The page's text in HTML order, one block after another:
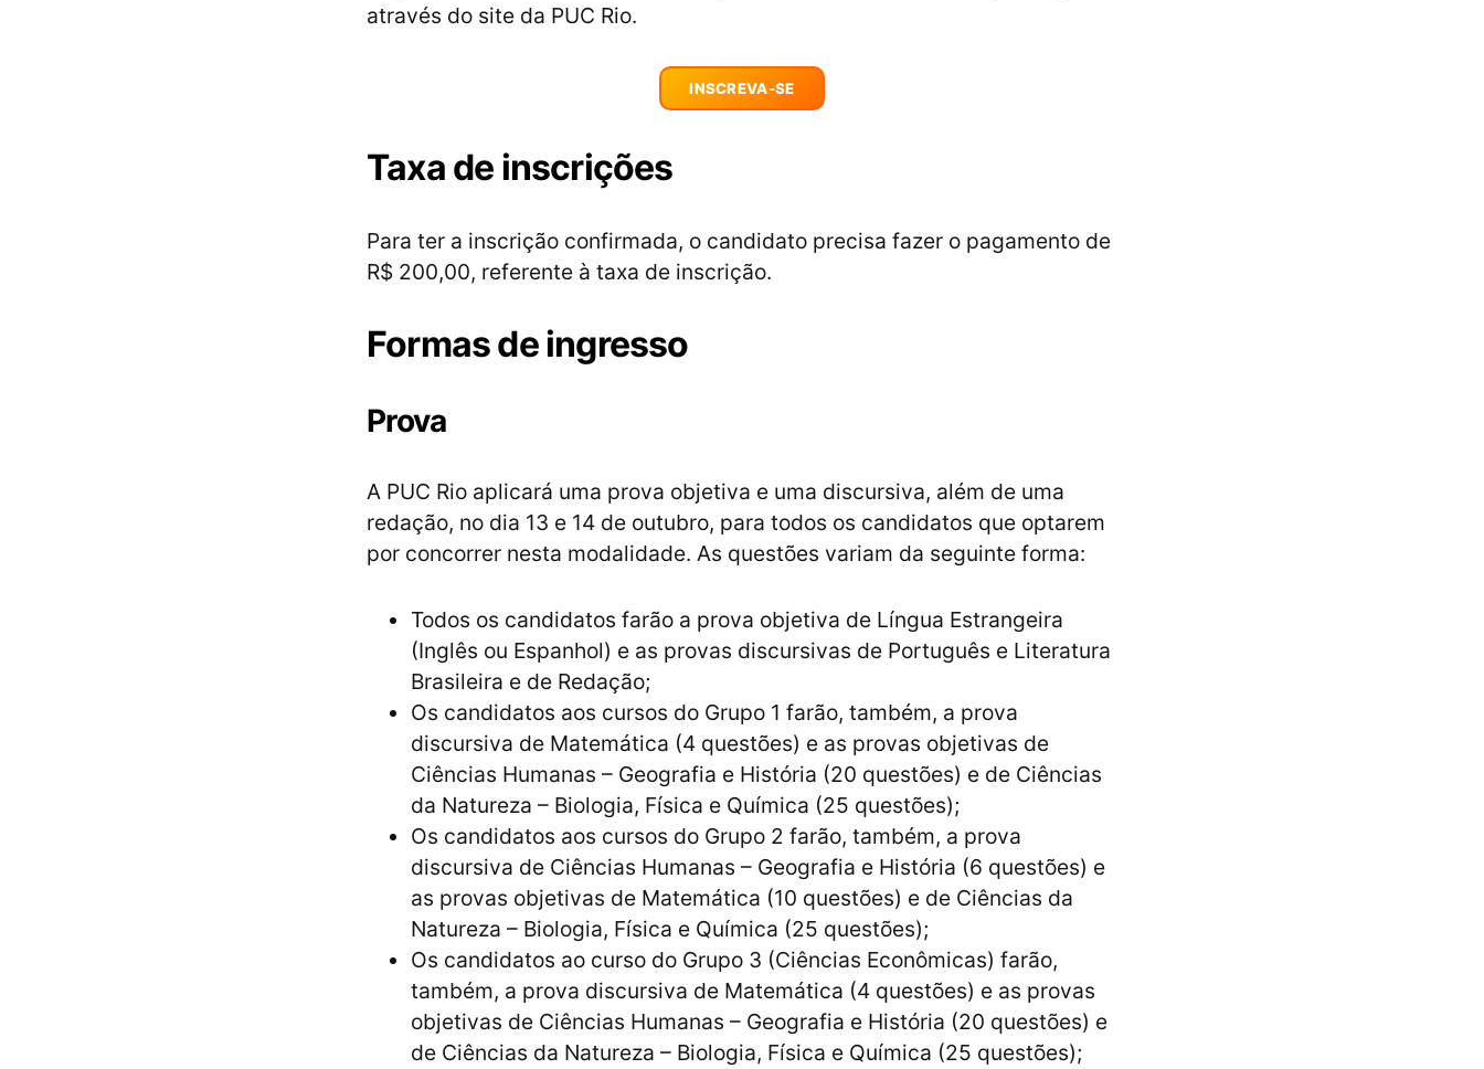
através do site da PUC Rio.
INSCREVA-SE
Taxa de inscrições
Para ter a inscrição confirmada, o candidato precisa fazer o pagamento de
R$ 200,00, referente à taxa de inscrição.
Formas de ingresso
Prova
A PUC Rio aplicará uma prova objetiva e uma discursiva, além de uma
redação, no dia 13 e 14 de outubro, para todos os candidatos que optarem
por concorrer nesta modalidade. As questões variam da seguinte forma:
Todos os candidatos farão a prova objetiva de Língua Estrangeira
(Inglês ou Espanhol) e as provas discursivas de Português e Literatura
Brasileira e de Redação;
Os candidatos aos cursos do Grupo 1 farão, também, a prova
discursiva de Matemática (4 questões) e as provas objetivas de
Ciências Humanas – Geografia e História (20 questões) e de Ciências
da Natureza – Biologia, Física e Química (25 questões);
Os candidatos aos cursos do Grupo 2 farão, também, a prova
discursiva de Ciências Humanas – Geografia e História (6 questões) e
as provas objetivas de Matemática (10 questões) e de Ciências da
Natureza – Biologia, Física e Química (25 questões);
Os candidatos ao curso do Grupo 3 (Ciências Econômicas) farão,
também, a prova discursiva de Matemática (4 questões) e as provas
objetivas de Ciências Humanas – Geografia e História (20 questões) e
de Ciências da Natureza – Biologia, Física e Química (25 questões);